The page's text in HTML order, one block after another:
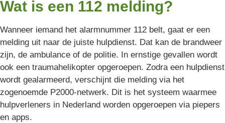
Wat is een 112 melding?
Wanneer iemand het alarmnummer 112 belt, gaat er een
melding uit naar de juiste hulpdienst. Dat kan de brandweer
zijn, de ambulance of de politie. In ernstige gevallen wordt
ook een traumahelikopter opgeroepen. Zodra een hulpdienst
wordt gealarmeerd, verschijnt die melding via het
zogenoemde P2000-netwerk. Dit is het systeem waarmee
hulpverleners in Nederland worden opgeroepen via piepers
en apps.